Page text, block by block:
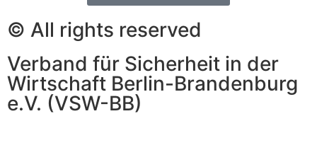
© All rights reserved
Verband für Sicherheit in der
Wirtschaft Berlin-Brandenburg
e.V. (VSW-BB)